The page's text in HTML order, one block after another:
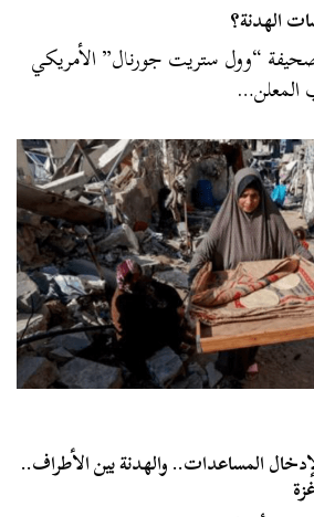
الهدنة؟
“وول ستريت جورنال” الأمريكي
المساعدات.. والهدنة بين الأطراف..